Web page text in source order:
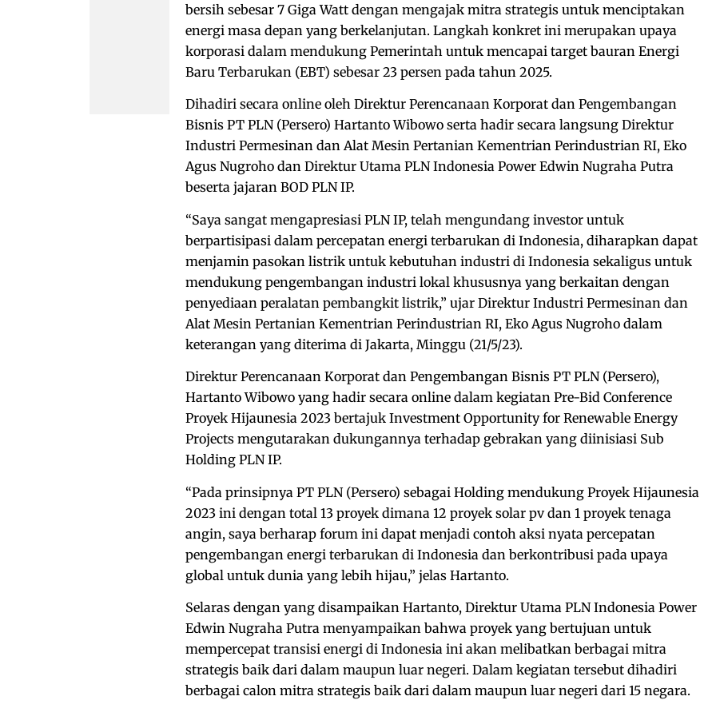
bersih sebesar 7 Giga Watt dengan mengajak mitra strategis untuk menciptakan
energi masa depan yang berkelanjutan. Langkah konkret ini merupakan upaya
korporasi dalam mendukung Pemerintah untuk mencapai target bauran Energi
Baru Terbarukan (EBT) sebesar 23 persen pada tahun 2025.
Dihadiri secara online oleh Direktur Perencanaan Korporat dan Pengembangan
Bisnis PT PLN (Persero) Hartanto Wibowo serta hadir secara langsung Direktur
Industri Permesinan dan Alat Mesin Pertanian Kementrian Perindustrian RI, Eko
Agus Nugroho dan Direktur Utama PLN Indonesia Power Edwin Nugraha Putra
beserta jajaran BOD PLN IP.
“Saya sangat mengapresiasi PLN IP, telah mengundang investor untuk
berpartisipasi dalam percepatan energi terbarukan di Indonesia, diharapkan dapat
menjamin pasokan listrik untuk kebutuhan industri di Indonesia sekaligus untuk
mendukung pengembangan industri lokal khususnya yang berkaitan dengan
penyediaan peralatan pembangkit listrik,” ujar Direktur Industri Permesinan dan
Alat Mesin Pertanian Kementrian Perindustrian RI, Eko Agus Nugroho dalam
keterangan yang diterima di Jakarta, Minggu (21/5/23).
Direktur Perencanaan Korporat dan Pengembangan Bisnis PT PLN (Persero),
Hartanto Wibowo yang hadir secara online dalam kegiatan Pre-Bid Conference
Proyek Hijaunesia 2023 bertajuk Investment Opportunity for Renewable Energy
Projects mengutarakan dukungannya terhadap gebrakan yang diinisiasi Sub
Holding PLN IP.
“Pada prinsipnya PT PLN (Persero) sebagai Holding mendukung Proyek Hijaunesia
2023 ini dengan total 13 proyek dimana 12 proyek solar pv dan 1 proyek tenaga
angin, saya berharap forum ini dapat menjadi contoh aksi nyata percepatan
pengembangan energi terbarukan di Indonesia dan berkontribusi pada upaya
global untuk dunia yang lebih hijau,” jelas Hartanto.
Selaras dengan yang disampaikan Hartanto, Direktur Utama PLN Indonesia Power
Edwin Nugraha Putra menyampaikan bahwa proyek yang bertujuan untuk
mempercepat transisi energi di Indonesia ini akan melibatkan berbagai mitra
strategis baik dari dalam maupun luar negeri. Dalam kegiatan tersebut dihadiri
berbagai calon mitra strategis baik dari dalam maupun luar negeri dari 15 negara.